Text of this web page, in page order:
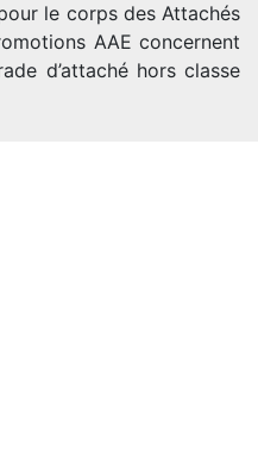
le corps des Attachés
AAE concernent
d’attaché hors classe